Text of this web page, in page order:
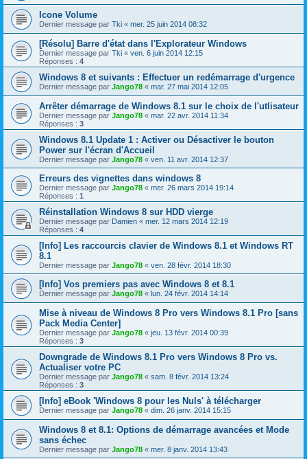
Icone Volume
Dernier message par Tki « mer. 25 juin 2014 08:32
[Résolu] Barre d'état dans l'Explorateur Windows
Dernier message par Tki « ven. 6 juin 2014 12:15
Réponses : 4
Windows 8 et suivants : Effectuer un redémarrage d'urgence
Dernier message par Jango78 « mar. 27 mai 2014 12:05
Arrêter démarrage de Windows 8.1 sur le choix de l'utlisateur
Dernier message par Jango78 « mar. 22 avr. 2014 11:34
Réponses : 3
Windows 8.1 Update 1 : Activer ou Désactiver le bouton
Power sur l'écran d'Accueil
Dernier message par Jango78 « ven. 11 avr. 2014 12:37
Erreurs des vignettes dans windows 8
Dernier message par Jango78 « mer. 26 mars 2014 19:14
Réponses : 1
Réinstallation Windows 8 sur HDD vierge
Dernier message par Damien « mer. 12 mars 2014 12:19
Réponses : 4
[Info] Les raccourcis clavier de Windows 8.1 et Windows RT
8.1
Dernier message par Jango78 « ven. 28 févr. 2014 18:30
[Info] Vos premiers pas avec Windows 8 et 8.1
Dernier message par Jango78 « lun. 24 févr. 2014 14:14
Mise à niveau de Windows 8 Pro vers Windows 8.1 Pro [sans
Pack Media Center]
Dernier message par Jango78 « jeu. 13 févr. 2014 00:39
Réponses : 3
Downgrade de Windows 8.1 Pro vers Windows 8 Pro vs.
Actualiser votre PC
Dernier message par Jango78 « sam. 8 févr. 2014 13:24
Réponses : 3
[Info] eBook 'Windows 8 pour les Nuls' à télécharger
Dernier message par Jango78 « dim. 26 janv. 2014 15:15
Windows 8 et 8.1: Options de démarrage avancées et Mode
sans échec
Dernier message par Jango78 « mer. 8 janv. 2014 13:43